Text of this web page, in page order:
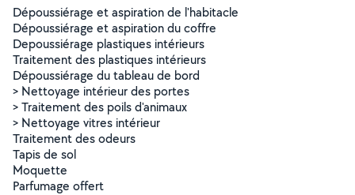
Dépoussiérage et aspiration de l'habitacle
Dépoussiérage et aspiration du coffre
Depoussiérage plastiques intérieurs
Traitement des plastiques intérieurs
Dépoussiérage du tableau de bord
> Nettoyage intérieur des portes
> Traitement des poils d'animaux
> Nettoyage vitres intérieur
Traitement des odeurs
Tapis de sol
Moquette
Parfumage offert